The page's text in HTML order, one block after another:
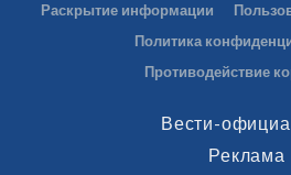
Раскрытие информации
Политика
Противодействие
Вести-
Реклама